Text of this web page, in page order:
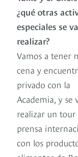
¿qué otras
especiales se
realizar?
Vamos a tener
cena y
privado con la
Academia, y se
realizar un tour
prensa
con los